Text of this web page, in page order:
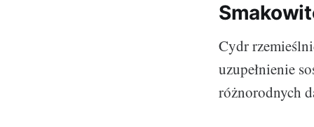
Cydr
uzupełnienie
różnorodnych